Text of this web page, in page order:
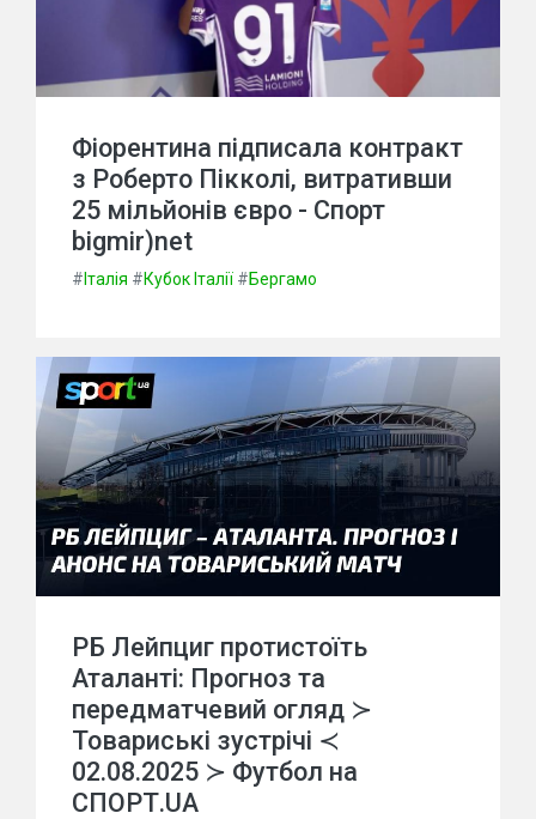
Фіорентина підписала контракт
з Роберто Пікколі, витративши
25 мільйонів євро - Спорт
bigmir)net
# Італія #Кубок Італії #Бергамо
РБ Лейпциг протистоїть
Аталанті: Прогноз та
передматчевий огляд ≻
Товариські зустрічі ≺
02.08.2025 ≻ Футбол на
СПОРТ.UA